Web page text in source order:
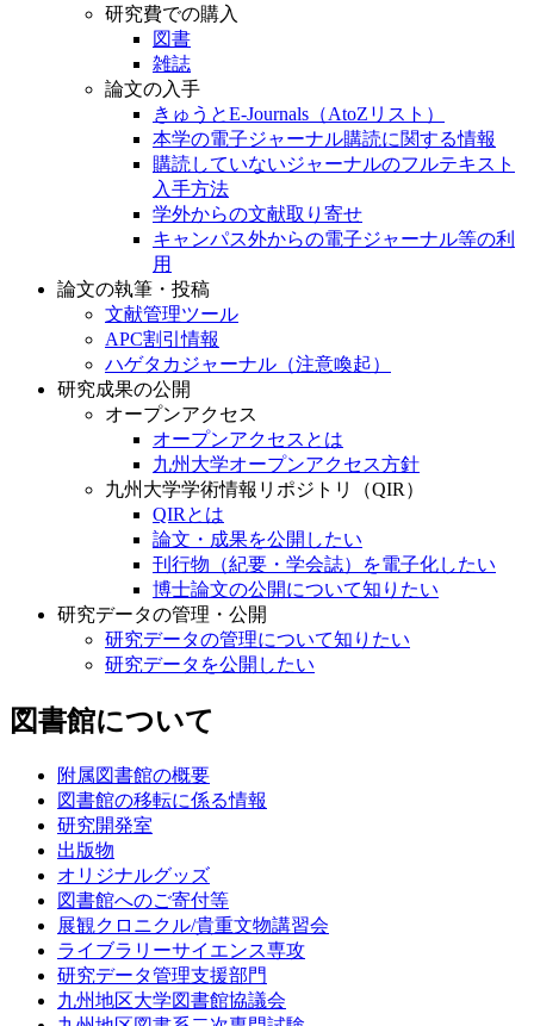
研究費での購入
図書
雑誌
論文の入手
きゅうとE-Journals（AtoZリスト）
本学の電子ジャーナル購読に関する情報
購読していないジャーナルのフルテキスト
入手方法
学外からの文献取り寄せ
キャンパス外からの電子ジャーナル等の利
用
論文の執筆・投稿
文献管理ツール
APC割引情報
ハゲタカジャーナル（注意喚起）
研究成果の公開
オープンアクセス
オープンアクセスとは
九州大学オープンアクセス方針
九州大学学術情報リポジトリ（QIR）
QIRとは
論文・成果を公開したい
刊行物（紀要・学会誌）を電子化したい
博士論文の公開について知りたい
研究データの管理・公開
研究データの管理について知りたい
研究データを公開したい
図書館について
附属図書館の概要
図書館の移転に係る情報
研究開発室
出版物
オリジナルグッズ
図書館へのご寄付等
展観クロニクル/貴重文物講習会
ライブラリーサイエンス専攻
研究データ管理支援部門
九州地区大学図書館協議会